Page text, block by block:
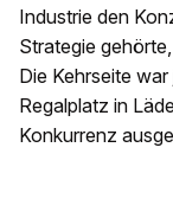
Industrie den
Strategie
Die Kehrseite
Regalplatz in
Konkurrenz